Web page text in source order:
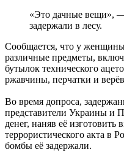
«Это дачные вещи»,
задержали в лесу.
Сообщается, что у
различные предметы,
бутылок технического
ржавчины, перчатки и
Во время допроса,
представители Украины и
денег, наняв её изготовить
террористического акта в
бомбы её задержали.